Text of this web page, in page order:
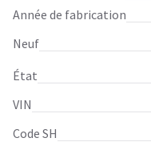
Année de fabrication
Neuf
État
VIN
Code SH